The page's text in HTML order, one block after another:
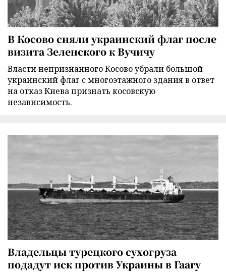
В Косово сняли украинский флаг после
визита Зеленского к Вучичу
Власти непризнанного Косово убрали большой
украинский флаг с многоэтажного здания в ответ
на отказ Киева признать косовскую
независимость.
Владельцы турецкого сухогруза
подадут иск против Украины в Гаагу